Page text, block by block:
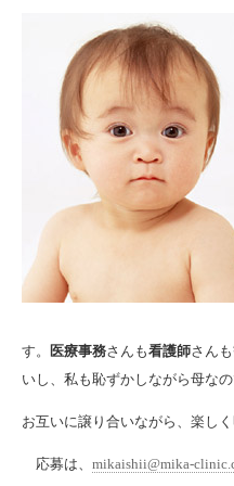
す。
医療事務さんも看護師さん
いし、私も恥ずかしながら母なの
お互いに譲り合いながら、楽し
応募は、 mikaishii@mika-
ブログ一覧ページ
料金一覧 new